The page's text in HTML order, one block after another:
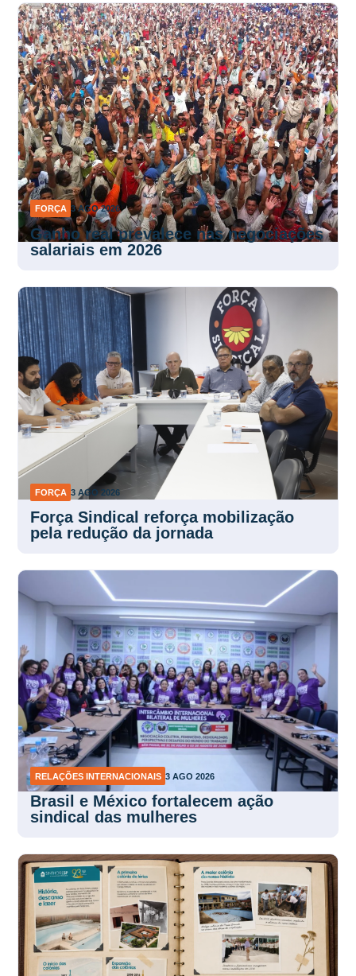
FORÇA 3 AGO 2026
Ganho real prevalece nas negociações
salariais em 2026
FORÇA 3 AGO 2026
Força Sindical reforça mobilização
pela redução da jornada
RELAÇÕES INTERNACIONAIS 3 AGO 2026
Brasil e México fortalecem ação
sindical das mulheres